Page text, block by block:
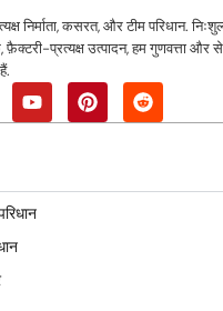
निर्माता, कसरत, और टीम परिधान.
प्रत्यक्ष उत्पादन, हम गुणवत्ता और